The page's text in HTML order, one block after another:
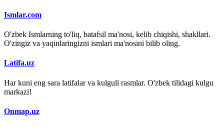
Ismlar.com
O'zbek Ismlarning to'liq, batafsil ma'nosi, kelib chiqishi, shakllari.
O'zingiz va yaqinlaringizni ismlari ma'nosini bilib oling.
Latifa.uz
Har kuni eng sara latifalar va kulguli rasmlar. O'zbek tilidagi kulgu
markazi!
Onmap.uz